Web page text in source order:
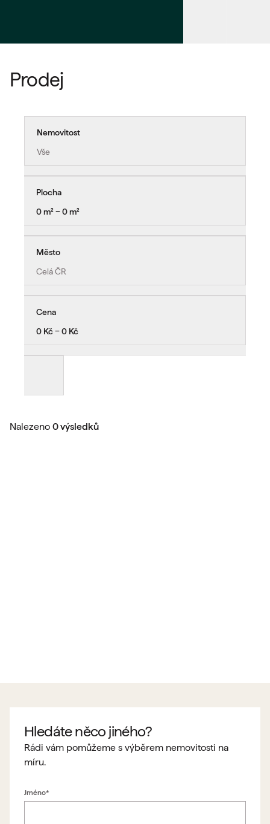
Prodej
Nemovitost
Vše
Plocha
0 m² − 0 m²
Město
Celá ČR
Cena
0 Kč − 0 Kč
Nalezeno 0 výsledků
Hledáte něco jiného?
Rádi vám pomůžeme s výběrem nemovitosti na
míru.
Jméno*